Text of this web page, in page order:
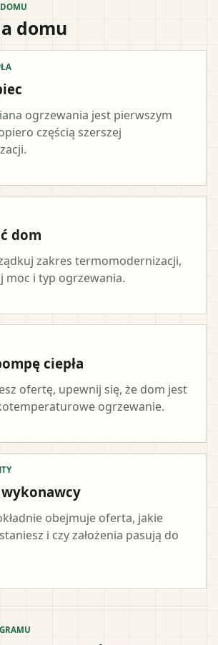
DOMU
domu
ogrzewania jest pierwszym
częścią szerszej
dom
zakres termomodernizacji,
moc i typ ogrzewania.
ciepła
ofertę, upewnij się, że dom jest
ogrzewanie.
obejmuje oferta, jakie
i czy założenia pasują do